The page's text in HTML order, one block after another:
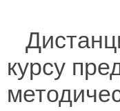
курсу